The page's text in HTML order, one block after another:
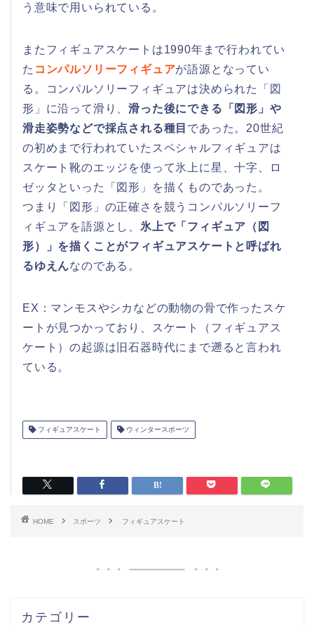
う意味で用いられている。
またフィギュアスケートは1990年まで行われてい
た コンパルソリーフィギュアが語源となってい
る。コンパルソリーフィギュアは決められた「図
形」に沿って滑り、滑った後にできる「図形」や
滑走姿勢などで採点される種目 であった。20世紀
の初めまで行われていたスペシャルフィギュアは
スケート靴のエッジを使って氷上に星、十字、ロ
ゼッタといった「図形」を描くものであった。
つまり「図形」の正確さを競うコンパルソリーフ
ィギュアを語源とし、 氷上で「フィギュア（図
形）」を描くことがフィギュアスケートと呼ばれ
るゆえんなのである。
EX：マンモスやシカなどの動物の骨で作ったスケ
ートが見つかっており、スケート（フィギュアス
ケート）の起源は旧石器時代にまで遡ると言われ
ている。
フィギュアスケート ウィンタースポーツ
HOME スポーツ フィギュアスケート
カテゴリー